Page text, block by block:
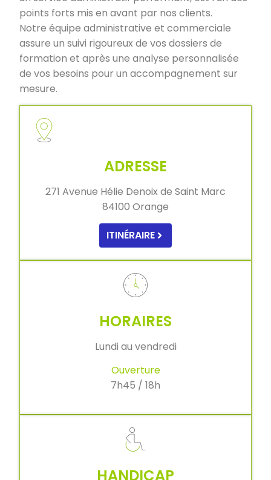
points forts mis en avant par nos clients.
Notre équipe administrative et commerciale
assure un suivi rigoureux de vos dossiers de
formation et après une analyse personnalisée
de vos besoins pour un accompagnement sur
mesure.
ADRESSE
271 Avenue Hélie Denoix de Saint Marc
84100 Orange
ITINÉRAIRE
HORAIRES
Lundi au vendredi
Ouverture
7h45 / 18h
HANDICAP